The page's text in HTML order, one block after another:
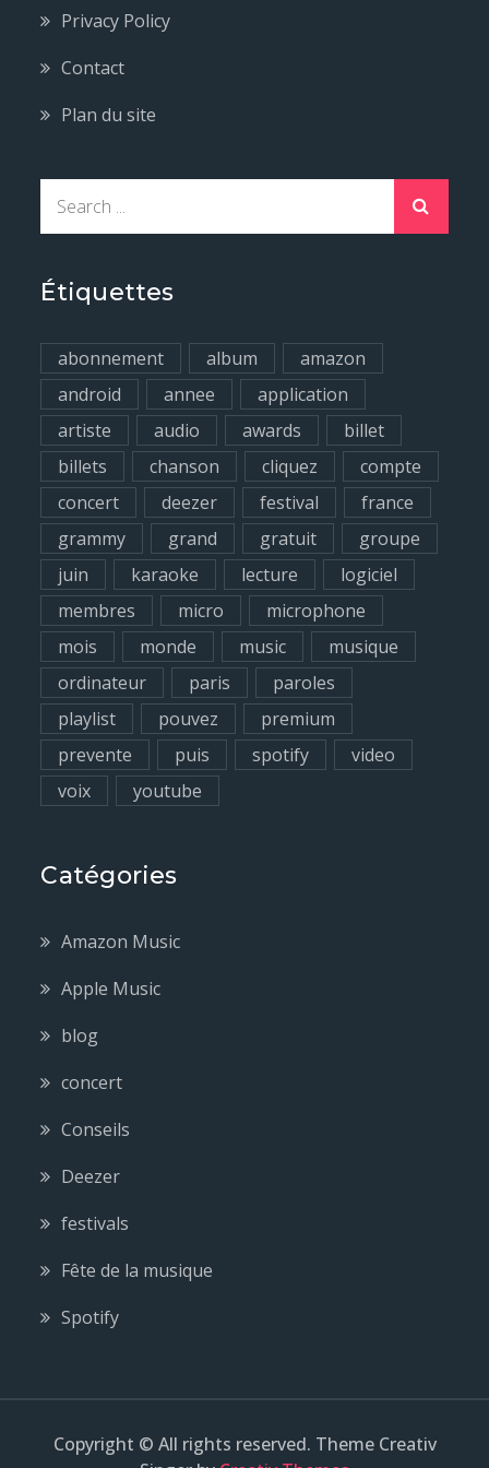
Privacy Policy
Contact
Plan du site
r
h
f
o
Étiquettes
abonnement album
amazon
android
annee
application
artiste
audio awards
billet
billets
chanson cliquez
compte
concert
deezer festival
france
grammy
grand gratuit
groupe
juin
karaoke lecture
logiciel
membres
micro
microphone
mois
monde music
musique
ordinateur
paris
paroles
playlist
pouvez
premium
prevente
puis spotify
video
voix
youtube
Catégories
Amazon Music
Apple Music
blog
concert
Conseils
Deezer
festivals
Fête de la musique
Spotify
Copyright © All rights reserved. Theme Creativ